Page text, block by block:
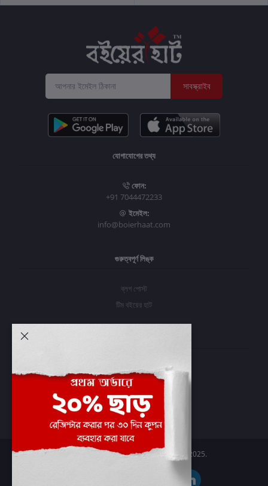
সাবস্ক্রাইব
যোগাযোগের তথ্য
ফোন:
+91 7044472233
ইমেইল:
info@boierhaat.com
গুরুত্বপূর্ণ লিঙ্ক
ব্লগ পোস্ট
টিম বইয়ের হাট
প্রবেশ করুন
অর্ডার ইতিহাস
আমার ইচ্ছাগুলি
অর্ডার ট্র্যাকিং
Boier Haat™ | © All rights reserved 2025.